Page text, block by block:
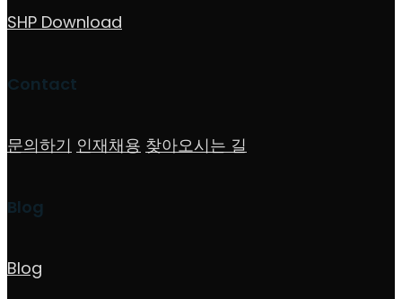
SHP Download
Contact
문의하기 인재채용 찾아오시는 길
Blog
Blog